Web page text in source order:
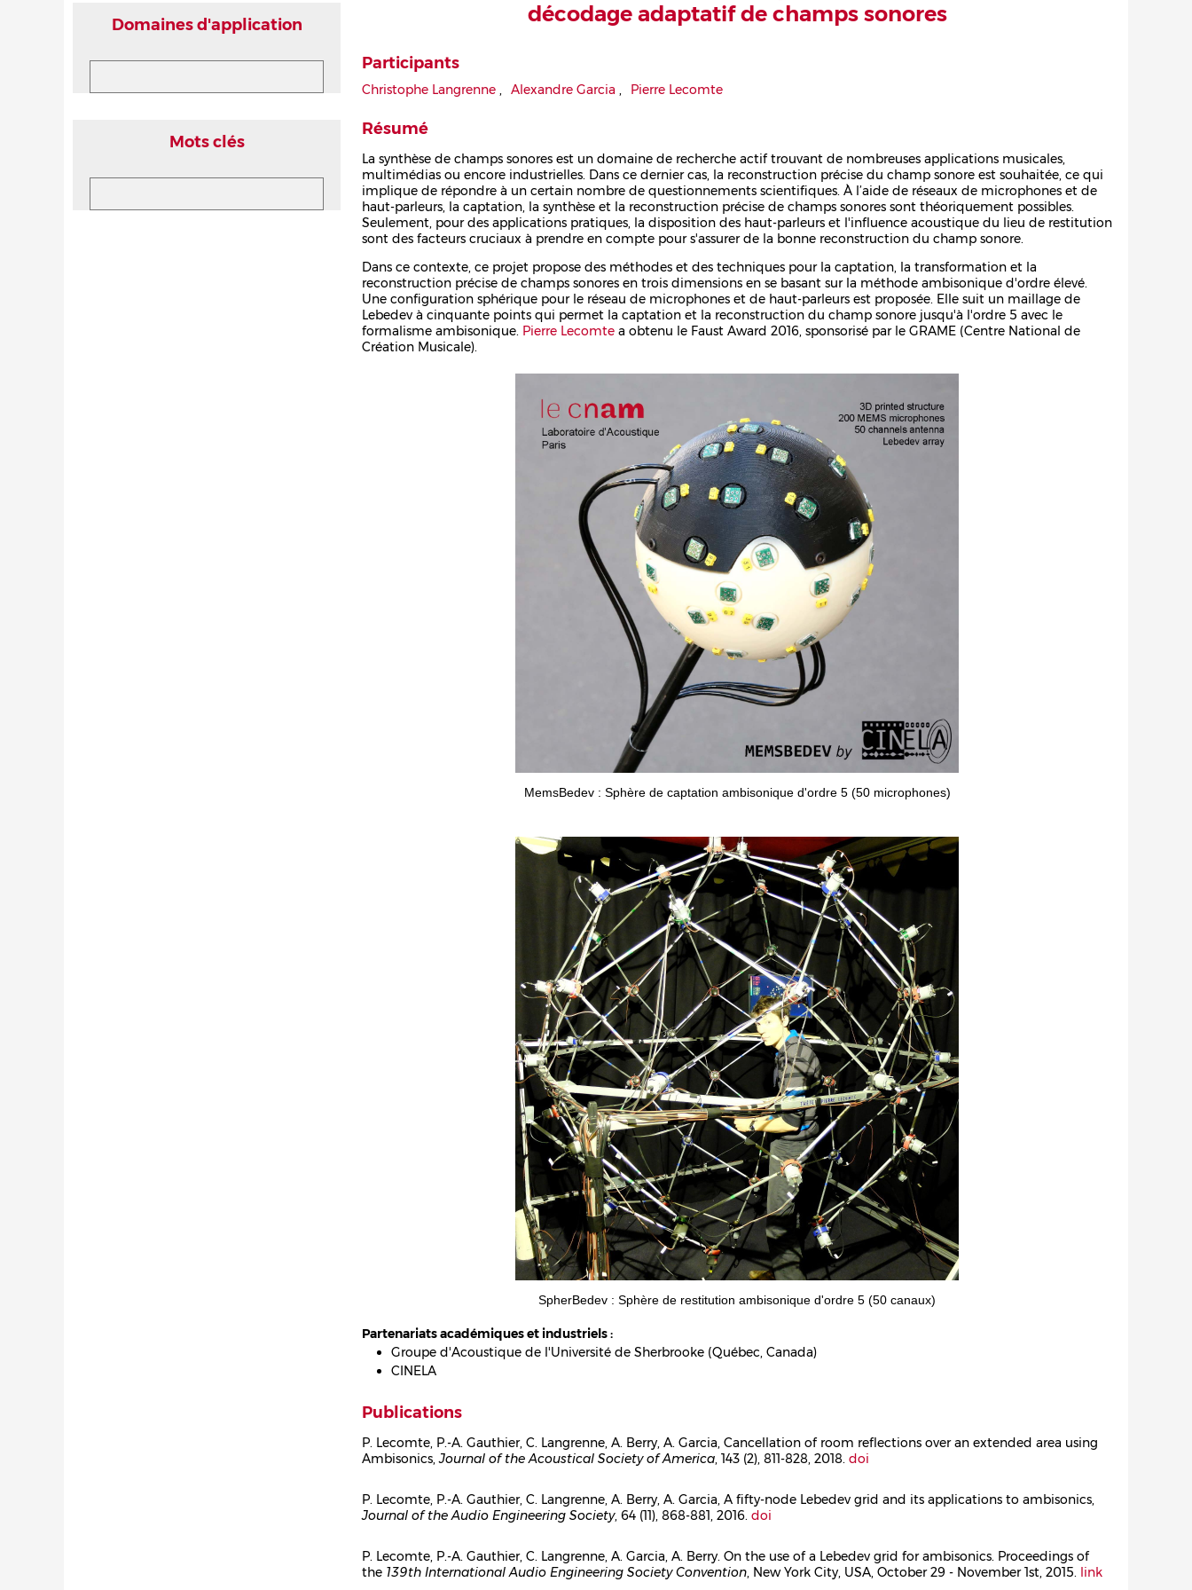
décodage adaptatif de champs sonores
Participants
Christophe Langrenne , Alexandre Garcia , Pierre Lecomte
Résumé
La synthèse de champs sonores est un domaine de recherche actif trouvant de nombreuses applications musicales,
multimédias ou encore industrielles. Dans ce dernier cas, la reconstruction précise du champ sonore est souhaitée, ce qui
implique de répondre à un certain nombre de questionnements scientifiques. À l’aide de réseaux de microphones et de
haut-parleurs, la captation, la synthèse et la reconstruction précise de champs sonores sont théoriquement possibles.
Seulement, pour des applications pratiques, la disposition des haut-parleurs et l'influence acoustique du lieu de restitution
sont des facteurs cruciaux à prendre en compte pour s'assurer de la bonne reconstruction du champ sonore.
Dans ce contexte, ce projet propose des méthodes et des techniques pour la captation, la transformation et la
reconstruction précise de champs sonores en trois dimensions en se basant sur la méthode ambisonique d'ordre élevé.
Une configuration sphérique pour le réseau de microphones et de haut-parleurs est proposée. Elle suit un maillage de
Lebedev à cinquante points qui permet la captation et la reconstruction du champ sonore jusqu'à l'ordre 5 avec le
formalisme ambisonique. Pierre Lecomte a obtenu le Faust Award 2016, sponsorisé par le GRAME (Centre National de
Création Musicale).
MemsBedev : Sphère de captation ambisonique d'ordre 5 (50 microphones)
SpherBedev : Sphère de restitution ambisonique d'ordre 5 (50 canaux)
Partenariats académiques et industriels :
Groupe d'Acoustique de l'Université de Sherbrooke (Québec, Canada)
CINELA
Publications
Corps
P. Lecomte, P.-A. Gauthier, C. Langrenne, A. Berry, A. Garcia, Cancellation of room reflections over an extended area using
Ambisonics,Journal of the Acoustical Society of America, 143 (2), 811-828, 2018. doi
Corps
P. Lecomte, P.-A. Gauthier, C. Langrenne, A. Berry, A. Garcia, A fifty-node Lebedev grid and its applications to ambisonics,
Journal of the Audio Engineering Society, 64 (11), 868-881, 2016. doi
Corps
P. Lecomte, P.-A. Gauthier, C. Langrenne, A. Garcia, A. Berry. On the use of a Lebedev grid for ambisonics. Proceedings of
the 139th International Audio Engineering Society Convention, New York City, USA, October 29 - November 1st, 2015. link
Domaines d'application
Mots clés